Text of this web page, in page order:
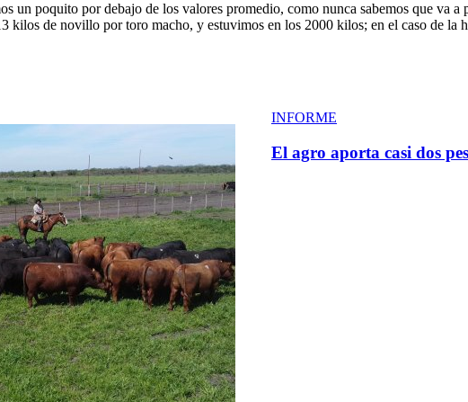
un poquito por debajo de los valores promedio, como nunca sabemos que
kilos de novillo por toro macho, y estuvimos en los 2000 kilos; en el caso de la
INFORME
El agro aporta casi dos